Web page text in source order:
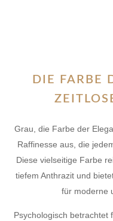
DIE FARBE
Grau, die Farbe der
Raffinesse aus, die
Diese vielseitige Farbe
tiefem Anthrazit und
für moderne
Psychologisch betrachtet